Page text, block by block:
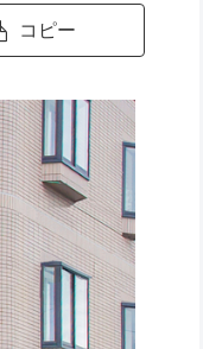
コピー